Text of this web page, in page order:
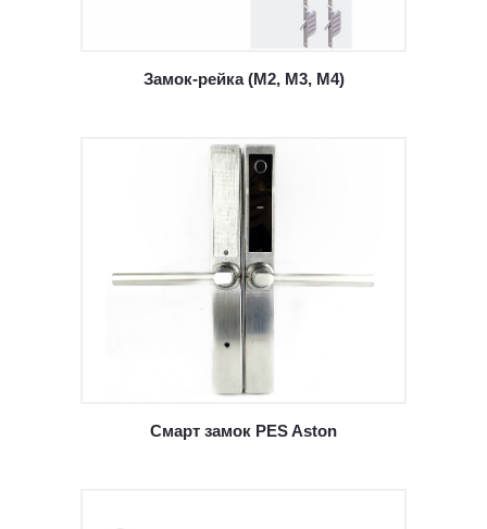
Замок-рейка (М2, М3, М4)
Смарт замок PES Aston